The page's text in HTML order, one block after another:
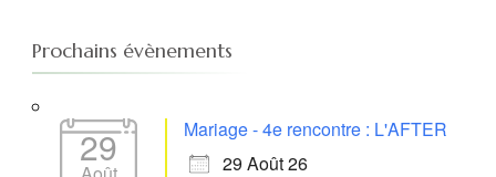
Prochains évènements
29
Mariage - 4e rencontre : L'AFTER
29 Août 26